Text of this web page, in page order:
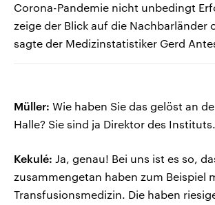
Corona-Pandemie nicht unbedingt
zeige der Blick auf die Nachbarländer
sagte der Medizinstatistiker Gerd
Müller: Wie haben Sie das gelöst an
Halle? Sie sind ja Direktor des Instituts.
Kekulé: Ja, genau! Bei uns ist es so,
zusammengetan haben zum Beispiel
Transfusionsmedizin. Die haben